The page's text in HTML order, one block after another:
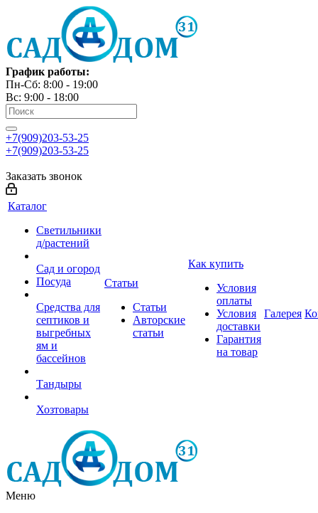
График работы:
Пн-Сб: 8:00 - 19:00
Вс: 9:00 - 18:00
+7(909)203-53-25
+7(909)203-53-25
Заказать звонок
Каталог
Светильники
д/растений
Сад и огород
Посуда
Средства для
септиков и
выгребных
ям и
бассейнов
Тандыры
Хозтовары
Статьи
Статьи
Авторские
статьи
Как купить
Условия
оплаты
Условия
доставки
Гарантия
на товар
Галерея
Меню